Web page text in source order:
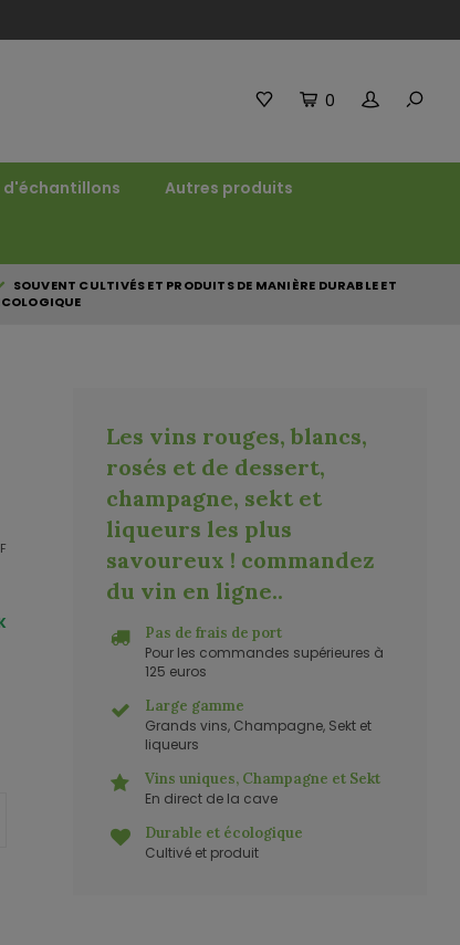
0
d'échantillons Autres produits
SOUVENT CULTIVÉS ET PRODUITS DE MANIÈRE DURABLE ET
Les vins rouges, blancs,
rosés et de dessert,
champagne, sekt et
liqueurs les plus
savoureux ! commandez
du vin en ligne..
Pas de frais de port
Pour les commandes supérieures à
125 euros
Large gamme
Grands vins, Champagne, Sekt et
liqueurs
Vins uniques, Champagne et Sekt
En direct de la cave
Durable et écologique
Cultivé et produit